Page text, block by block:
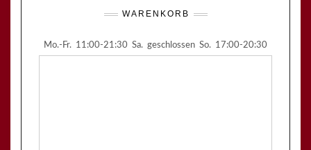
WARENKORB
Mo.-Fr. 11:00-21:30 Sa. geschlossen So. 17:00-20:30